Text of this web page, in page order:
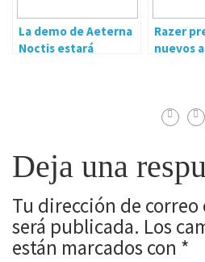
La demo de Aeterna
Noctis estará
Razer
nuevos
Deja una
Tu dirección de
será publicada. Los
están marcados con *